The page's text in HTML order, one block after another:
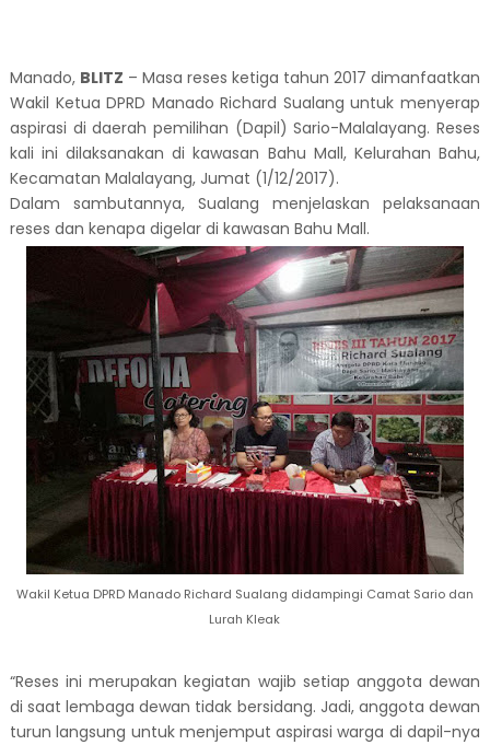
Manado, BLITZ – Masa reses ketiga tahun 2017 dimanfaatkan
Wakil Ketua DPRD Manado Richard Sualang untuk menyerap
aspirasi di daerah pemilihan (Dapil) Sario-Malalayang. Reses
kali ini dilaksanakan di kawasan Bahu Mall, Kelurahan Bahu,
Kecamatan Malalayang, Jumat (1/12/2017).
Dalam sambutannya, Sualang menjelaskan pelaksanaan
reses dan kenapa digelar di kawasan Bahu Mall.
Wakil Ketua DPRD Manado Richard Sualang didampingi Camat Sario dan
Lurah Kleak
“Reses ini merupakan kegiatan wajib setiap anggota dewan
di saat lembaga dewan tidak bersidang. Jadi, anggota dewan
turun langsung untuk menjemput aspirasi warga di dapil-nya